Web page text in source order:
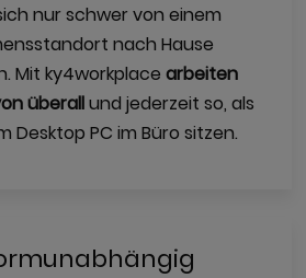
nur schwer von einem
nach Hause
Mit ky4workplace arbeiten
überallund jederzeit so, als
Desktop PC im Büro sitzen.